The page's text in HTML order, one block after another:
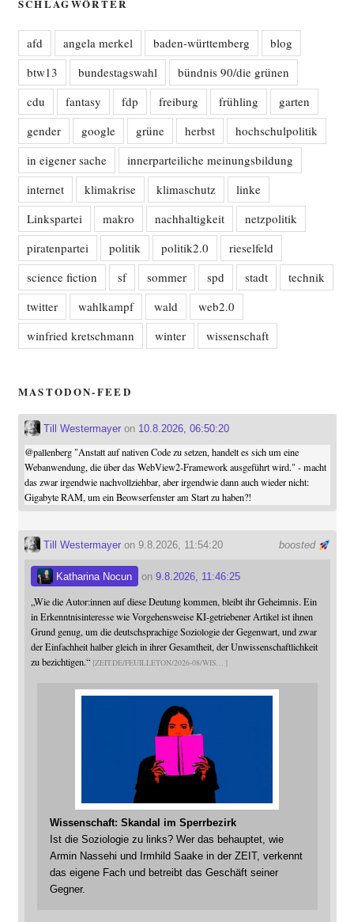
SCHLAGWÖRTER
afd angela merkel baden-württemberg
blog
btw13
bundestagswahl
bündnis 90/die grünen
cdu
fantasy fdp freiburg frühling
garten
gender
google grüne herbst
hochschulpolitik
in eigener sache
innerparteiliche meinungsbildung
internet
klimakrise klimaschutz
linke
Linkspartei
makro nachhaltigkeit
netzpolitik
piratenpartei
politik politik2.0
rieselfeld
science fiction
sf sommer spd stadt
technik
twitter
wahlkampf wald
web2.0
winfried kretschmann
winter wissenschaft
MASTODON-FEED
Till Westermayeron 10.8.2026, 06:50:20
@pallenberg"Anstatt auf nativen Code zu setzen, handelt es sich um eine
Webanwendung, die über das WebView2-Framework ausgeführt wird." - macht
das zwar irgendwie nachvollziehbar, aber irgendwie dann auch wieder nicht:
Gigabyte RAM, um ein Beowserfenster am Start zu haben?!
boosted
Till Westermayeron 9.8.2026, 11:54:20
Katharina Nocun on 9.8.2026, 11:46:25
„Wie die Autor:innen auf diese Deutung kommen, bleibt ihr Geheimnis. Ein
in Erkenntnisinteresse wie Vorgehensweise KI-getriebener Artikel ist ihnen
Grund genug, um die deutschsprachige Soziologie der Gegenwart, und zwar
der Einfachheit halber gleich in ihrer Gesamtheit, der Unwissenschaftlichkeit
zu bezichtigen.“ ZEIT.DE/FEUILLETON/2026-08/WIS
Wissenschaft: Skandal im Sperrbezirk
Ist die Soziologie zu links? Wer das behauptet, wie
Armin Nassehi und Irmhild Saake in der ZEIT, verkennt
das eigene Fach und betreibt das Geschäft seiner
Gegner.